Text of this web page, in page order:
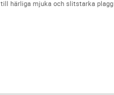
till härliga mjuka och slitstarka